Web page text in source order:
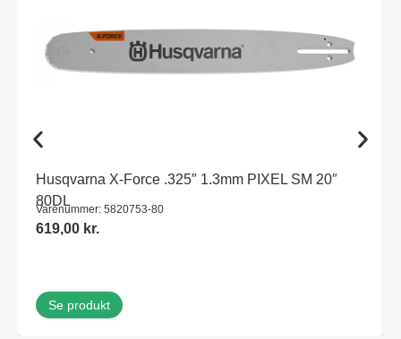
Husqvarna X-Force .325″ 1.3mm PIXEL SM 20″
80DL
Varenummer: 5820753-80
619,00 kr.
Se produkt